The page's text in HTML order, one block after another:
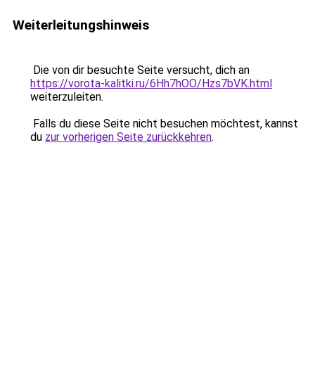
Weiterleitungshinweis
Die von dir besuchte Seite versucht, dich an
https://vorota-kalitki.ru/6Hh7hOO/Hzs7bVK.html
weiterzuleiten.
Falls du diese Seite nicht besuchen möchtest, kannst
du zur vorherigen Seite zurückkehren.